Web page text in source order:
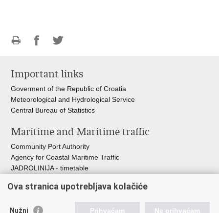
page
FacebookTwitteru
Important links
Goverment of the Republic of Croatia
Meteorological and Hydrological Service
Central Bureau of Statistics
Maritime and Maritime traffic
Community Port Authority
Agency for Coastal Maritime Traffic
JADROLINIJA - timetable
Ova stranica upotrebljava kolačiće
Nužni Prihvaćam Ne prihvaćam